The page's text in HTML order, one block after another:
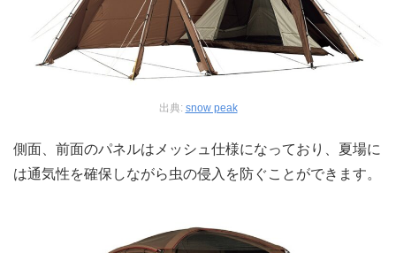
出典: snow peak
側面、前面のパネルはメッシュ仕様になっており、夏場に
は通気性を確保しながら虫の侵入を防ぐことができます。